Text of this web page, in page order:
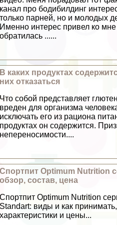
канал про бодибилдинг
только парней, но и молодых
Именно интерес привел ко мне
обратилась ......
В каких продуктах
них отказаться
Что собой представляет
вреден для организма
исключать его из рациона
продуктах он содержится.
непереносимости....
Спортпит Optimum Nutrition
обзор, состав, цена
Спортпит Optimum Nutrition
Standart: виды и как принимать,
хаpaктеристики и цены...